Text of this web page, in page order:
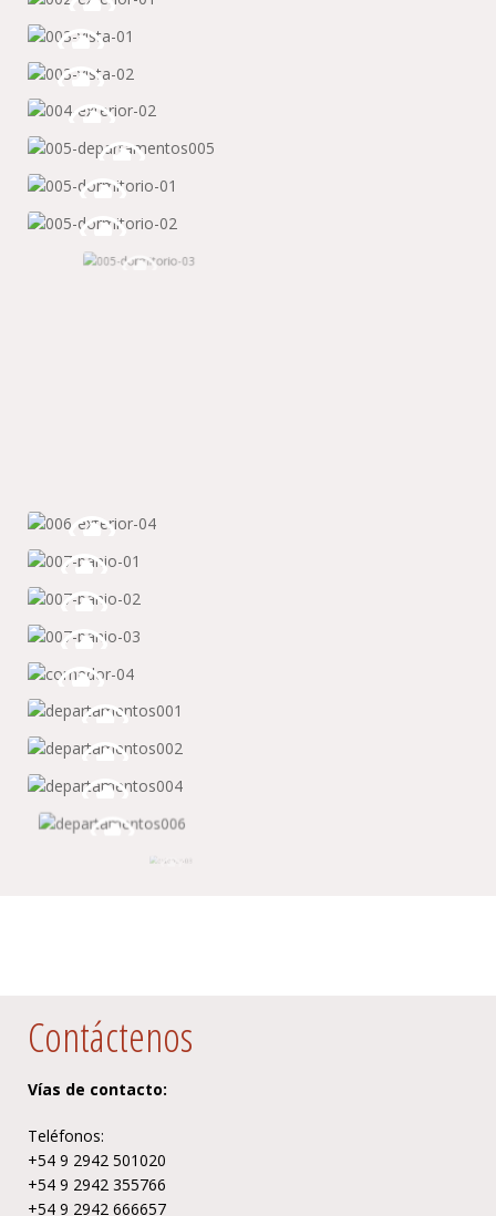
Contáctenos
Vías de contacto:
Teléfonos:
+54 9 2942 501020
+54 9 2942 355766
+54 9 2942 666657